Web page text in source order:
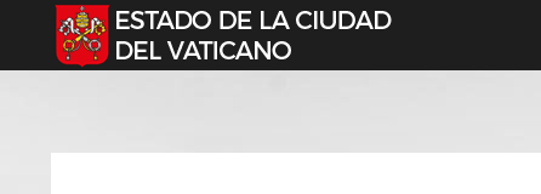
Seleccione su idioma